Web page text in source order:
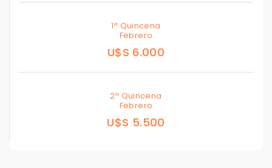
1ª Quincena
Febrero
U$S 6.000
2ª Quincena
Febrero
U$S 5.500